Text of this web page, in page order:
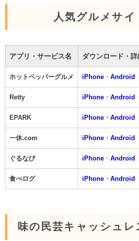
人気グルメサイ
アプリ・サービス名 ダウンロード・詳
ホットペッパーグルメ iPhone ・ Android
Retty iPhone ・ Android
EPARK iPhone ・ Android
一休.com iPhone ・ Android
ぐるなび iPhone ・ Android
食べログ iPhone ・ Android
味の民芸キャッシュレ